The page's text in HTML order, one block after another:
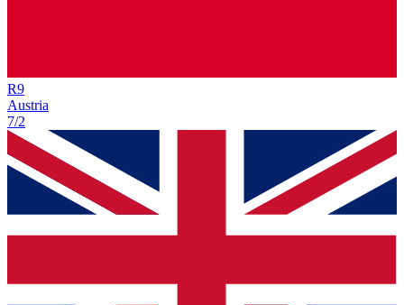
R9
Austria
7/2